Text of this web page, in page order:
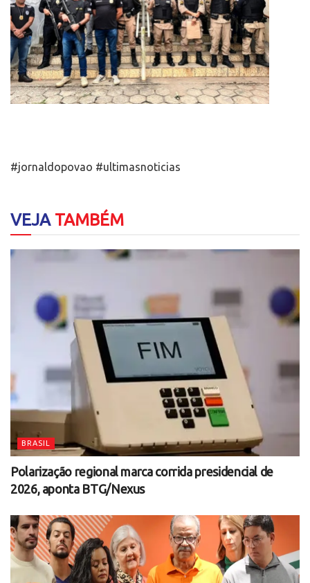
#jornaldopovao #ultimasnoticias
VEJATAMBÉM
BRASIL
Polarização regional marca corrida presidencial de
2026, aponta BTG/Nexus